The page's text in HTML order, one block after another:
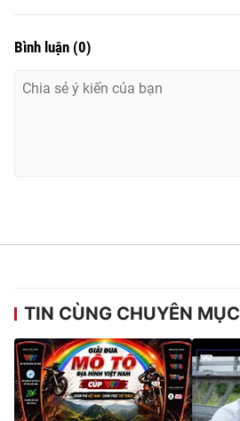
Bình luận (0)
TIN CÙNG CHUYÊN MỤC